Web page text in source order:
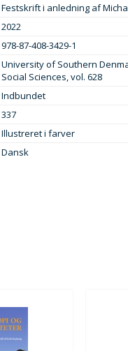
Festskrift i anledning af
2022
978-87-408-3429-1
University of Southern
Social Sciences, vol. 628
Indbundet
337
Illustreret i farver
Dansk